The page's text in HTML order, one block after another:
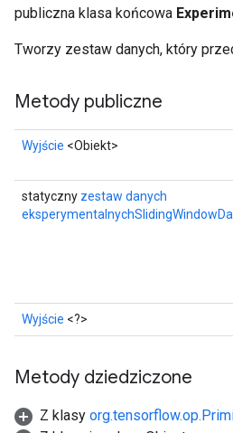
publiczna klasa końcowa
Tworzy zestaw danych, który
Metody publiczne
Wyjście <Obiekt>
statyczny zestaw danych
Wyjście <?>
Metody dziedziczone
Z klasy